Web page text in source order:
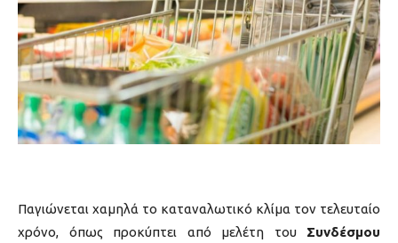
Παγιώνεται χαμηλά το καταναλωτικό κλίμα τον τελευταίο
χρόνο, όπως προκύπτει από μελέτη του Συνδέσμου